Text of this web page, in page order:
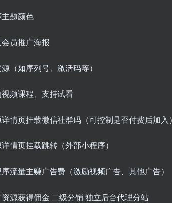
题颜色
员推广海报
（如序列号、激活码等）
频课程、支持试看
情页挂载微信社群码（可控制是否付费后加入）
情页挂载跳转（外部小程序）
流量主赚广告费（激励视频广告、其他广告）
源获得佣金 二级分销 独立后台代理分站